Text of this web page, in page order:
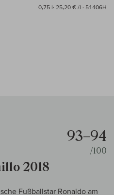
0,75 l· 25,20 € /l · 51406H
2018
93–94
/100
Fußballstar Ronaldo am